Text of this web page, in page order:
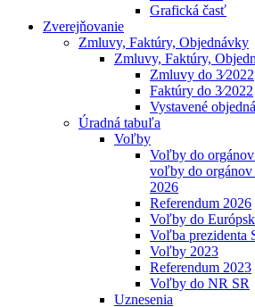
Grafická časť
Zverejňovanie
Zmluvy, Faktúry, Objednávky
Zmluvy, Faktúry,
Zmluvy do 3⁄2022
Faktúry do 3⁄2022
Vystavené
Úradná tabuľa
Voľby
Voľby do orgánov
voľby do orgánov
2026
Referendum 2026
Voľby do
Voľba prezidenta
Voľby 2023
Referendum 2023
Voľby do NR SR
Uznesenia